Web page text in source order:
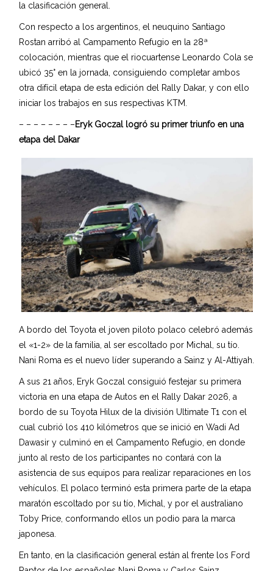
la clasificación general.
Con respecto a los argentinos, el neuquino Santiago
Rostan arribó al Campamento Refugio en la 28ª
colocación, mientras que el riocuartense Leonardo Cola se
ubicó 35° en la jornada, consiguiendo completar ambos
otra difícil etapa de esta edición del Rally Dakar, y con ello
iniciar los trabajos en sus respectivas KTM.
– – – – – – – –Eryk Goczal logró su primer triunfo en una
etapa del Dakar
A bordo del Toyota el joven piloto polaco celebró además
el «1-2» de la familia, al ser escoltado por Michal, su tío.
Nani Roma es el nuevo líder superando a Sainz y Al-Attiyah.
A sus 21 años, Eryk Goczal consiguió festejar su primera
victoria en una etapa de Autos en el Rally Dakar 2026, a
bordo de su Toyota Hilux de la división Ultimate T1 con el
cual cubrió los 410 kilómetros que se inició en Wadi Ad
Dawasir y culminó en el Campamento Refugio, en donde
junto al resto de los participantes no contará con la
asistencia de sus equipos para realizar reparaciones en los
vehículos. El polaco terminó esta primera parte de la etapa
maratón escoltado por su tío, Michal, y por el australiano
Toby Price, conformando ellos un podio para la marca
japonesa.
En tanto, en la clasificación general están al frente los Ford